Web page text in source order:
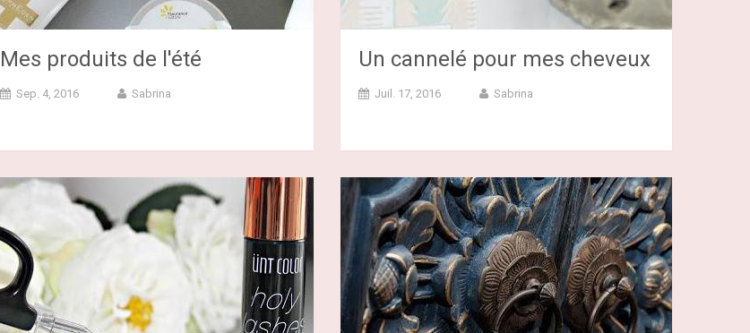
Mes produits de l'été
Sep. 4, 2016 Sabrina
Un cannelé pour mes cheveux
Juil. 17, 2016 Sabrina